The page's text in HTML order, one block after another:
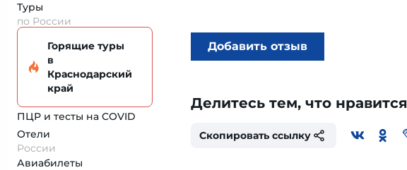
Туры
по России
Горящие туры
в
Краснодарский
край
ПЦР и тесты на COVID
Отели
России
Авиабилеты
Добавить отзыв
Делитесь тем, что нравится
Скопировать ссылку